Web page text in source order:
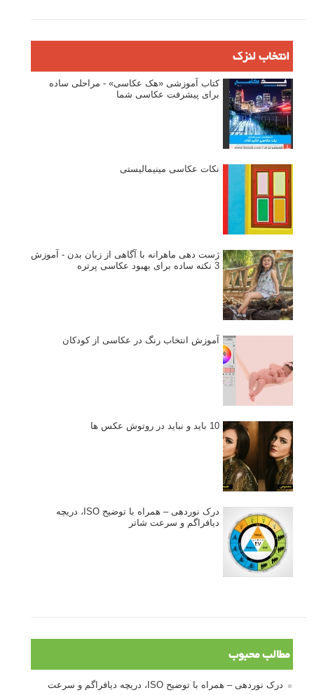
انتخاب لنزک
کتاب آموزشی «هک عکاسی» - مراحلی ساده
برای پیشرفت عکاسی شما
نکات عکاسی مینیمالیستی
ژست دهی ماهرانه با آگاهی از زبان بدن - آموزش
3 نکته ساده برای بهبود عکاسی پرتره
آموزش انتخاب رنگ در عکاسی از کودکان
10 باید و نباید در روتوش عکس ها
درک نوردهی – همراه با توضیح ISO، دریچه
دیافراگم و سرعت شاتر
مطالب محبوب
درک نوردهی – همراه با توضیح ISO، دریچه دیافراگم و سرعت